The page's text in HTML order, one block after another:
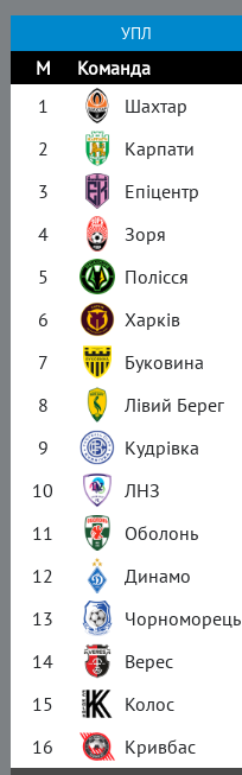
УПЛ
М Команда
1
Шахтар
2
Карпати
3
Епіцентр
4
Зоря
5
Полісся
6
Харків
7
Буковина
8
Лівий Берег
9
Кудрівка
10
ЛНЗ
11
Оболонь
12
Динамо
13
Чорноморець
14
Верес
15
Колос
16
Кривбас